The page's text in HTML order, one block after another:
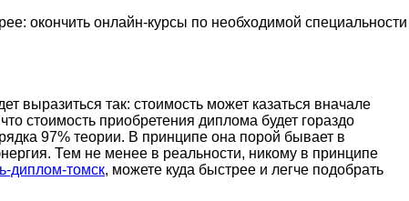
окончить онлайн-курсы по необходимой специальности
выразиться так: стоимость может казаться вначале
стоимость приобретения диплома будет гораздо
97% теории. В принципе она порой бывает в
Тем не менее в реальности, никому в принципе
диплом-томск, можете куда быстрее и легче подобрать